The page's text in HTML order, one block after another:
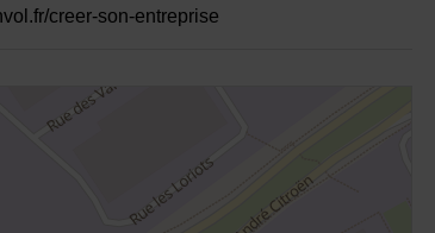
creer-son-entreprise